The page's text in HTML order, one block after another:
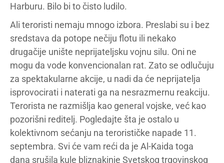
Harburu. Bilo bi to čisto ludilo.
Ali teroristi nemaju mnogo izbora. Preslabi su i bez
sredstava da potope nečiju flotu ili nekako
drugačije unište neprijateljsku vojnu silu. Oni ne
mogu da vode konvencionalan rat. Zato se odlučuju
za spektakularne akcije, u nadi da će neprijatelja
isprovocirati i naterati ga na nesrazmernu reakciju.
Terorista ne razmišlja kao general vojske, već kao
pozorišni reditelj. Pogledajte šta je ostalo u
kolektivnom sećanju na terorističke napade 11.
septembra. Svi će vam reći da je Al-Kaida toga
dana srušila kule bliznakinje Svetskog trgovinskog